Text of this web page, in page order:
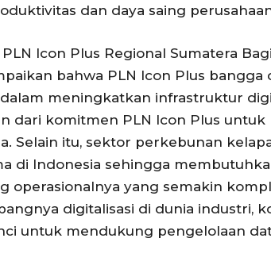
dan daya saing
Icon Plus Regional Sumatera
bahwa PLN Icon Plus
meningkatkan infrastruktur
dari komitmen PLN Icon Plus
Selain itu, sektor perkebunan
di Indonesia sehingga
operasionalnya yang semakin
digitalisasi di dunia industri,
untuk mendukung pengelolaan